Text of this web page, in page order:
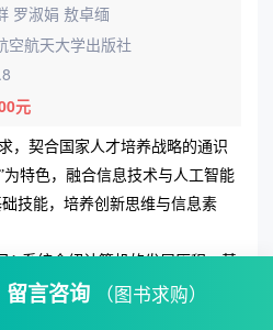
罗淑娟 敖卓缅
空航天大学出版社
元
， 契合国家人才培养战略的通识
为特色， 融合信息技术与人工智能
技能， 培养创新思维与信息素
1 系统介绍计算机的发展历程、基
学习筑牢根基
;项目2 详细介绍操
巧,提升学习者对计算机系统的掌
留言咨询 （图书求购）